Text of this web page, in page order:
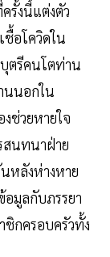
รั้งนี้แต่งตัว
อโควิดใน
ตรีคนโตท่าน
นนอกใน
ช่วยหายใจ
สนทนาฝ่าย
หลังห่างหาย
อมูลกับภรรยา
กครอบครัวทั้ง